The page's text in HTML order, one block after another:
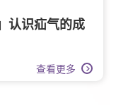
认识疝气的成
查看更多